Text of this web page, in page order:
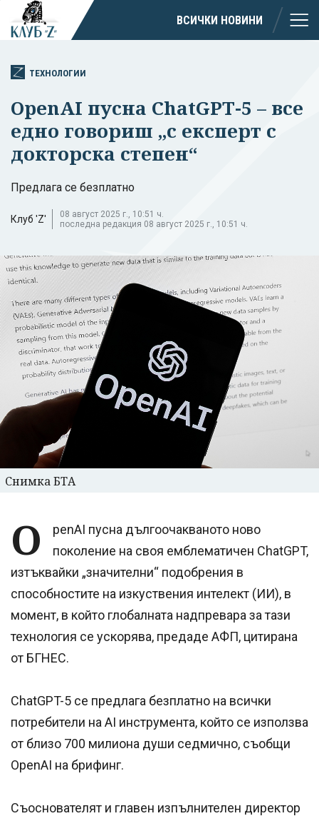
ВСИЧКИ НОВИНИ
ТЕХНОЛОГИИ
OpenAI пусна ChatGPT-5 – все
едно говориш „с експерт с
докторска степен“
Предлага се безплатно
Клуб 'Z'
08 август 2025 г., 10:51 ч.
последна редакция 08 август 2025 г., 10:51 ч.
Снимка БТА
O
penAI пусна дългоочакваното ново
поколение на своя емблематичен ChatGPT,
изтъквайки „значителни“ подобрения в
способностите на изкуствения интелект (ИИ), в
момент, в който глобалната надпревара за тази
технология се ускорява, предаде АФП, цитирана
от БГНЕС.
ChatGPT-5 се предлага безплатно на всички
потребители на AI инструмента, който се използва
от близо 700 милиона души седмично, съобщи
OpenAI на брифинг.
Съоснователят и главен изпълнителен директор